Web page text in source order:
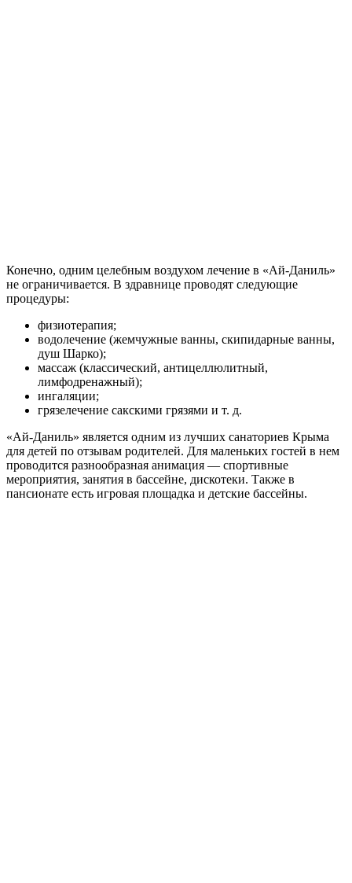
Конечно, одним целебным воздухом лечение в «Ай-Даниль»
не ограничивается. В здравнице проводят следующие
процедуры:
физиотерапия;
водолечение (жемчужные ванны, скипидарные ванны,
душ Шарко);
массаж (классический, антицеллюлитный,
лимфодренажный);
ингаляции;
грязелечение сакскими грязями и т. д.
«Ай-Даниль» является одним из лучших санаториев Крыма
для детей по отзывам родителей. Для маленьких гостей в нем
проводится разнообразная анимация — спортивные
мероприятия, занятия в бассейне, дискотеки. Также в
пансионате есть игровая площадка и детские бассейны.